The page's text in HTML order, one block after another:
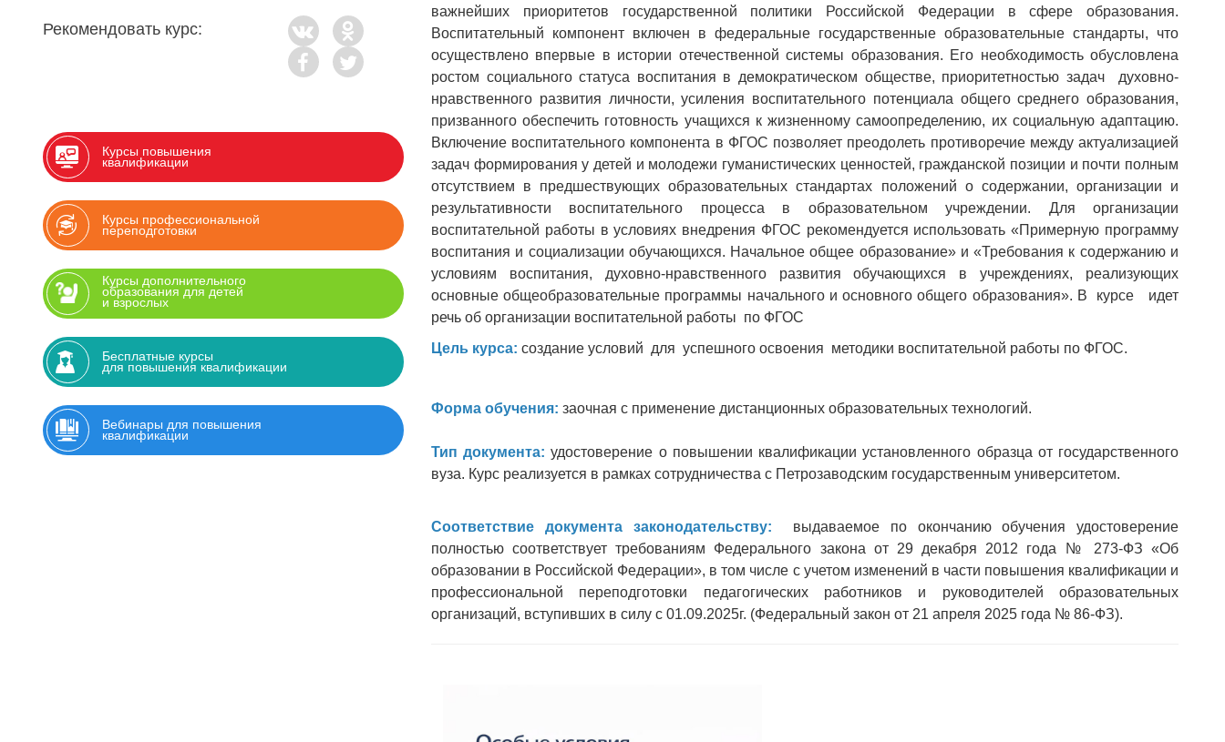
Рекомендовать курс:
Курсы повышения
квалификации
Курсы профессиональной
переподготовки
Курсы дополнительного
образования для детей
и взрослых
Бесплатные курсы
для повышения квалификации
Вебинары для повышения
квалификации
важнейших приоритетов государственной политики Российской Федерации в сфере образования.
Воспитательный компонент включен в федеральные государственные образовательные стандарты, что
осуществлено впервые в истории отечественной системы образования. Его необходимость обусловлена
ростом социального статуса воспитания в демократическом обществе, приоритетностью задач духовно-
нравственного развития личности, усиления воспитательного потенциала общего среднего образования,
призванного обеспечить готовность учащихся к жизненному самоопределению, их социальную адаптацию.
Включение воспитательного компонента в ФГОС позволяет преодолеть противоречие между актуализацией
задач формирования у детей и молодежи гуманистических ценностей, гражданской позиции и почти полным
отсутствием в предшествующих образовательных стандартах положений о содержании, организации и
результативности воспитательного процесса в образовательном учреждении. Для организации
воспитательной работы в условиях внедрения ФГОС рекомендуется использовать «Примерную программу
воспитания и социализации обучающихся. Начальное общее образование» и «Требования к содержанию и
условиям воспитания, духовно-нравственного развития обучающихся в учреждениях, реализующих
основные общеобразовательные программы начального и основного общего образования». В курсе идет
речь об организации воспитательной работы по ФГОС
Цель курса: создание условий для успешного освоения методики воспитательной работы по ФГОС.
Форма обучения: заочная с применение дистанционных образовательных технологий.
Тип документа:удостоверение о повышении квалификации установленного образца от государственного
вуза. Курс реализуется в рамках сотрудничества с Петрозаводским государственным университетом.
Соответствие документа законодательству: выдаваемое по окончанию обучения удостоверение
полностью соответствует требованиям Федерального закона от 29 декабря 2012 года № 273-ФЗ «Об
образовании в Российской Федерации», в том числе с учетом изменений в части повышения квалификации и
профессиональной переподготовки педагогических работников и руководителей образовательных
организаций, вступивших в силу с 01.09.2025г. (Федеральный закон от 21 апреля 2025 года № 86-ФЗ).